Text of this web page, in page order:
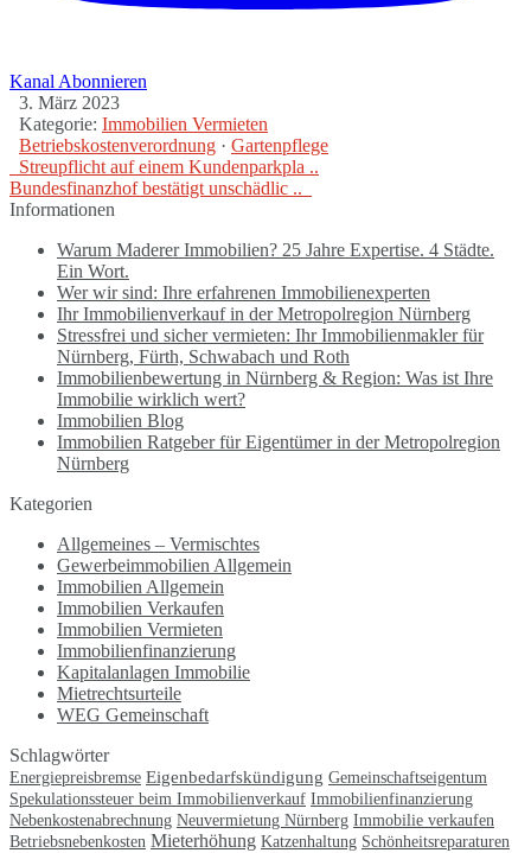
Kanal Abonnieren
3. März 2023
Kategorie: Immobilien Vermieten
Betriebskostenverordnung · Gartenpflege
Streupflicht auf einem Kundenparkpla ..
Bundesfinanzhof bestätigt unschädlic ..
Informationen
Warum Maderer Immobilien? 25 Jahre Expertise. 4 Städte.
Ein Wort.
Wer wir sind: Ihre erfahrenen Immobilienexperten
Ihr Immobilienverkauf in der Metropolregion Nürnberg
Stressfrei und sicher vermieten: Ihr Immobilienmakler für
Nürnberg, Fürth, Schwabach und Roth
Immobilienbewertung in Nürnberg & Region: Was ist Ihre
Immobilie wirklich wert?
Immobilien Blog
Immobilien Ratgeber für Eigentümer in der Metropolregion
Nürnberg
Kategorien
Allgemeines – Vermischtes
Gewerbeimmobilien Allgemein
Immobilien Allgemein
Immobilien Verkaufen
Immobilien Vermieten
Immobilienfinanzierung
Kapitalanlagen Immobilie
Mietrechtsurteile
WEG Gemeinschaft
Schlagwörter
Energiepreisbremse Eigenbedarfskündigung Gemeinschaftseigentum
Spekulationssteuer beim Immobilienverkauf Immobilienfinanzierung
Nebenkostenabrechnung Neuvermietung Nürnberg Immobilie verkaufen
Betriebsnebenkosten Mieterhöhung Katzenhaltung Schönheitsreparaturen